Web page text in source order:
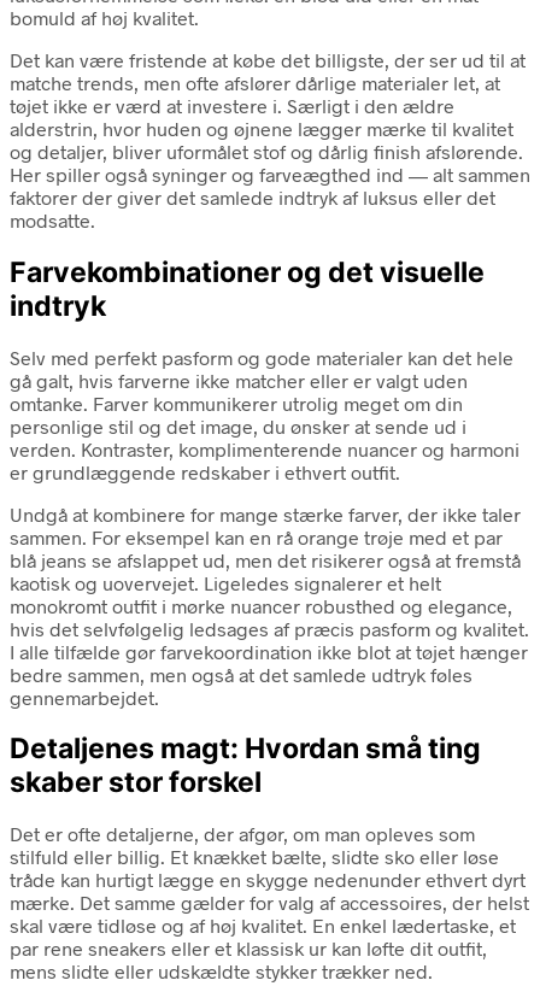
bomuld af høj kvalitet.
Det kan være fristende at købe det billigste, der ser ud til at
matche trends, men ofte afslører dårlige materialer let, at
tøjet ikke er værd at investere i. Særligt i den ældre
alderstrin, hvor huden og øjnene lægger mærke til kvalitet
og detaljer, bliver uformålet stof og dårlig finish afslørende.
Her spiller også syninger og farveægthed ind — alt sammen
faktorer der giver det samlede indtryk af luksus eller det
modsatte.
Farvekombinationer og det visuelle
indtryk
Selv med perfekt pasform og gode materialer kan det hele
gå galt, hvis farverne ikke matcher eller er valgt uden
omtanke. Farver kommunikerer utrolig meget om din
personlige stil og det image, du ønsker at sende ud i
verden. Kontraster, komplimenterende nuancer og harmoni
er grundlæggende redskaber i ethvert outfit.
Undgå at kombinere for mange stærke farver, der ikke taler
sammen. For eksempel kan en rå orange trøje med et par
blå jeans se afslappet ud, men det risikerer også at fremstå
kaotisk og uovervejet. Ligeledes signalerer et helt
monokromt outfit i mørke nuancer robusthed og elegance,
hvis det selvfølgelig ledsages af præcis pasform og kvalitet.
I alle tilfælde gør farvekoordination ikke blot at tøjet hænger
bedre sammen, men også at det samlede udtryk føles
gennemarbejdet.
Detaljenes magt: Hvordan små ting
skaber stor forskel
Det er ofte detaljerne, der afgør, om man opleves som
stilfuld eller billig. Et knækket bælte, slidte sko eller løse
tråde kan hurtigt lægge en skygge nedenunder ethvert dyrt
mærke. Det samme gælder for valg af accessoires, der helst
skal være tidløse og af høj kvalitet. En enkel lædertaske, et
par rene sneakers eller et klassisk ur kan løfte dit outfit,
mens slidte eller udskældte stykker trækker ned.